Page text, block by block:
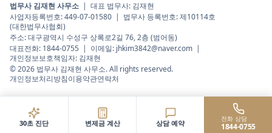
법무사 김재현 사무소 | 대표 법무사: 김재현
사업자등록번호:449-07-01580 | 법무사 등록번호:제10114호
(대한법무사협회)
주소:대구광역시 수성구 상록로2길 76, 2층 (범어동)
대표전화: 1844-0755 | 이메일: jhkim3842@naver.com |
개인정보보호책임자: 김재현
©2026 법무사 김재현 사무소. All rights reserved.
개인정보처리방침이용약관연락처
30초 진단 변제금 계산 상담 예약 전화 상담
1844-0755